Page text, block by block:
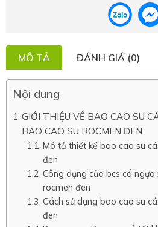
MÔ TẢ ĐÁNH GIÁ (0)
Nội dung
GIỚI THIỆU VỀ BAO CAO SU
BAO CAO SU ROCMEN ĐEN
Mô tả thiết kế bao cao su
đen
Công dụng của bcs cá
rocmen đen
Cách sử dụng bao cao su
đen